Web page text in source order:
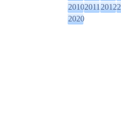
201020112012
2020